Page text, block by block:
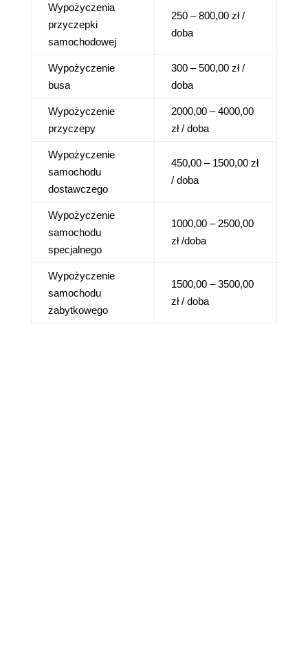
Wypożyczenia
przyczepki
samochodowej
250 – 800,00 zł /
doba
Wypożyczenie
busa
300 – 500,00 zł /
doba
Wypożyczenie
przyczepy
2000,00 – 4000,00
zł / doba
Wypożyczenie
samochodu
dostawczego
450,00 – 1500,00 zł
/ doba
Wypożyczenie
samochodu
specjalnego
1000,00 – 2500,00
zł /doba
Wypożyczenie
samochodu
zabytkowego
1500,00 – 3500,00
zł / doba